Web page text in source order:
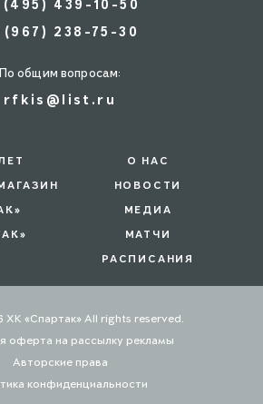
(495) 439-10-50
(967) 238-75-30
По общим вопросам:
rfkis@list.ru
О НАС
НОВОСТИ
МЕДИА
МАТЧИ
РАСПИСАНИЯ
ХК «Спартак» All rights reserved.
оферта на рассылку рекламы
Авторские права
конфиденциальности